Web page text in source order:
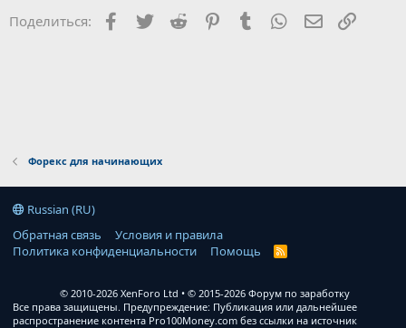
Поделиться: Facebook
Twitter Reddit PinterestTumblr WhatsApp
Форекс для начинающих
Russian (RU)
Обратная связь
Условия и правила
Политика конфиденциальности
Помощь
R
© 2010-2026 XenForo Ltd
© 2015-2026 Форум по заработку
Все права защищены. Предупреждение: Публикация или дальнейшее
распространение контента Pro100Money.com без ссылки на источник